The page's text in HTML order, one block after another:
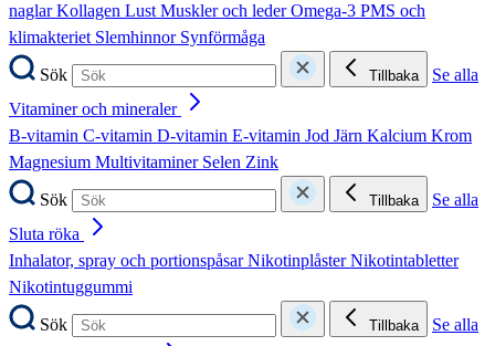
naglarKollagen LustMuskler och lederOmega-3 PMS och
klimakteriet Slemhinnor Synförmåga
Sök
Tillbaka
Se alla
Vitaminer och mineraler
B-vitamin C-vitamin D-vitamin E-vitamin Jod Järn Kalcium Krom
Magnesium Multivitaminer Selen Zink
Sök
Tillbaka
Se alla
Sluta röka
Inhalator, spray och portionspåsarNikotinplåsterNikotintabletter
Nikotintuggummi
Sök
Tillbaka
Se alla